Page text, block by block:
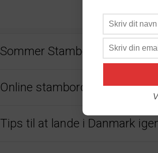
Sommer Stambord 2022
Online stambord – nu og
Tips til at lande i Danmark